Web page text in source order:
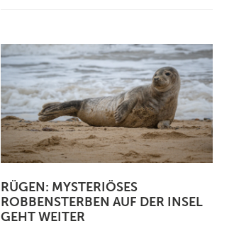
RÜGEN: MYSTERIÖSES
ROBBENSTERBEN AUF DER INSEL
GEHT WEITER